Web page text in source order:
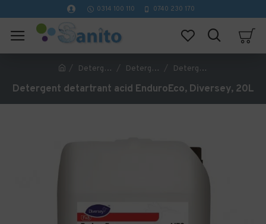
0314 100 110 0740 230 170
Detergenti profesionali curatenie Detergenti si dezinfectanti WC Detergent detartrant acid EnduroEco, Diversey, 20L
Detergent detartrant acid EnduroEco, Diversey, 20L